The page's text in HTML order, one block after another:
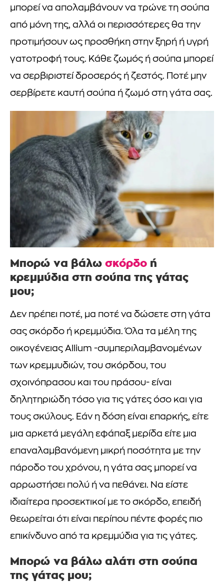
μπορεί να απολαμβάνουν να τρώνε τη σούπα
από μόνη της, αλλά οι περισσότερες θα την
προτιμήσουν ως προσθήκη στην ξηρή ή υγρή
γατοτροφή τους. Κάθε ζωμός ή σούπα μπορεί
να σερβιριστεί δροσερός ή ζεστός. Ποτέ μην
σερβίρετε καυτή σούπα ή ζωμό στη γάτα σας.
Μπορώ να βάλω σκόρδο ή
κρεμμύδια στη σούπα της γάτας
μου;
Δεν πρέπει ποτέ, μα ποτέ να δώσετε στη γάτα
σας σκόρδο ή κρεμμύδια. Όλα τα μέλη της
οικογένειας Allium -συμπεριλαμβανομένων
των κρεμμυδιών, του σκόρδου, του
σχοινόπρασου και του πράσου- είναι
δηλητηριώδη τόσο για τις γάτες όσο και για
τους σκύλους. Εάν η δόση είναι επαρκής, είτε
μια αρκετά μεγάλη εφάπαξ μερίδα είτε μια
επαναλαμβανόμενη μικρή ποσότητα με την
πάροδο του χρόνου, η γάτα σας μπορεί να
αρρωστήσει πολύ ή να πεθάνει. Να είστε
ιδιαίτερα προσεκτικοί με το σκόρδο, επειδή
θεωρείται ότι είναι περίπου πέντε φορές πιο
επικίνδυνο από τα κρεμμύδια για τις γάτες.
Μπορώ να βάλω αλάτι στη σούπα
της γάτας μου;